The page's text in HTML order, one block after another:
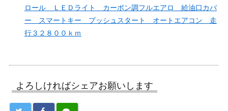
ロール ＬＥＤライト カーボン調フルエアロ 給油口カバ
ー スマートキー プッシュスタート オートエアコン 走
行３２８００ｋｍ
よろしければシェアお願いします